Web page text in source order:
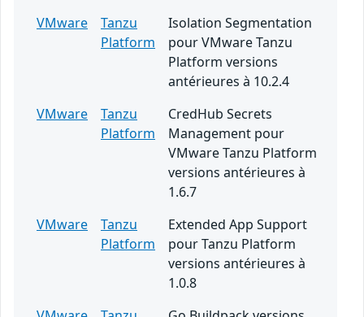
VMware
Tanzu
Platform
Isolation Segmentation
pour VMware Tanzu
Platform versions
antérieures à 10.2.4
VMware
Tanzu
Platform
CredHub Secrets
Management pour
VMware Tanzu Platform
versions antérieures à
1.6.7
VMware
Tanzu
Platform
Extended App Support
pour Tanzu Platform
versions antérieures à
1.0.8